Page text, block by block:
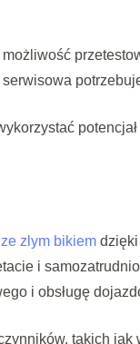
zlym bikiem dzięki
i
i obsługę
takich